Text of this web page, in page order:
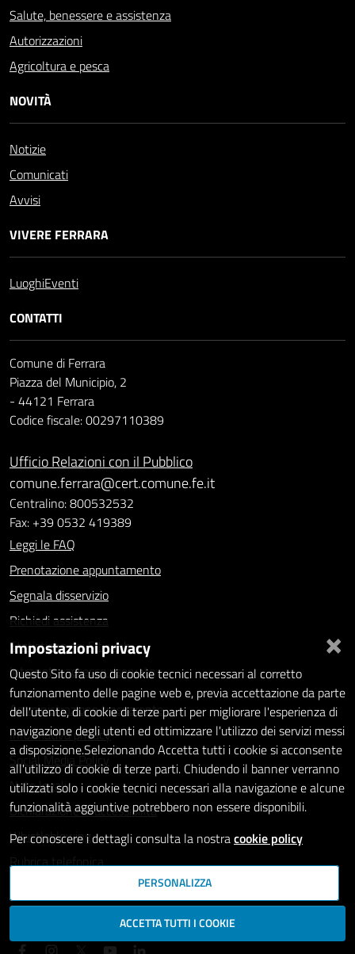
Salute, benessere e assistenza
Autorizzazioni
Agricoltura e pesca
NOVITÀ
Notizie
Comunicati
Avvisi
VIVERE FERRARA
LuoghiEventi
CONTATTI
Comune di Ferrara
Piazza del Municipio, 2
- 44121 Ferrara
Codice fiscale: 00297110389
Ufficio Relazioni con il Pubblico
comune.ferrara@cert.comune.fe.it
Centralino: 800532532
Fax: +39 0532 419389
Leggi le FAQ
Prenotazione appuntamento
Segnala disservizio
Richiedi assistenza
Statistiche dei Siti web
Intranet - accesso riservato
Amministrazione trasparente
Informativa privacy
Social Media Policy
Note legali
Dichiarazione di accessibilità
Whistleblowing
Rubrica telefonica
SEGUICI SU
×
Impostazioni privacy
Questo Sito fa uso di cookie tecnici necessari al corretto
funzionamento delle pagine web e, previa accettazione da parte
dell'utente, di cookie di terze parti per migliorare l'esperienza di
navigazione degli utenti ed ottimizzare l'utilizzo dei servizi messi
a disposizione.Selezionando Accetta tutti i cookie si acconsente
all'utilizzo di cookie di terze parti. Chiudendo il banner verranno
utilizzati solo i cookie tecnici necessari alla navigazione e alcune
funzionalità aggiuntive potrebbero non essere disponibili.
Per conoscere i dettagli consulta la nostracookie policy
PERSONALIZZA
ACCETTA TUTTI I COOKIE